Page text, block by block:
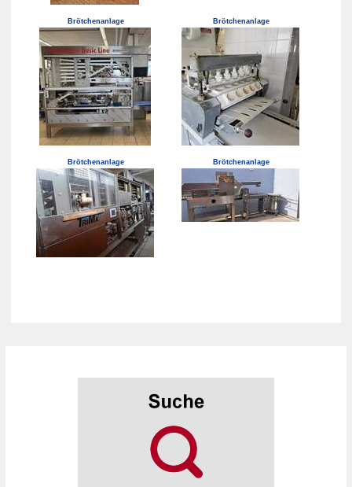
Brötchenanlage Brötchenanlage
Brötchenanlage Brötchenanlage